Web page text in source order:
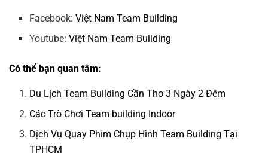
Facebook:Việt Nam Team Building
Youtube:Việt Nam Team Building
Có thể bạn quan tâm:
Du Lịch Team Building Cần Thơ 3 Ngày 2 Đêm
Các Trò Chơi Team building Indoor
Dịch Vụ Quay Phim Chụp Hình Team Building Tại
TPHCM